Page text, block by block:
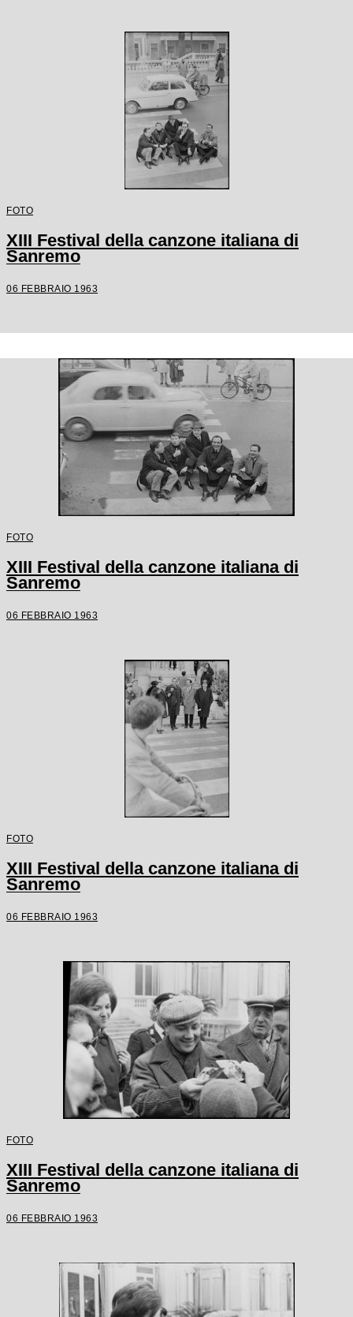
FOTO
XIII Festival della canzone italiana di
Sanremo
06 FEBBRAIO 1963
FOTO
XIII Festival della canzone italiana di
Sanremo
06 FEBBRAIO 1963
FOTO
XIII Festival della canzone italiana di
Sanremo
06 FEBBRAIO 1963
FOTO
XIII Festival della canzone italiana di
Sanremo
06 FEBBRAIO 1963